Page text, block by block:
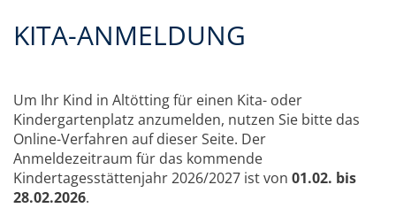
KITA-ANMELDUNG
Um Ihr Kind in Altötting für einen Kita- oder
Kindergartenplatz anzumelden, nutzen Sie bitte das
Online-Verfahren auf dieser Seite. Der
Anmeldezeitraum für das kommende
Kindertagesstättenjahr 2026/2027 ist von 01.02. bis
28.02.2026.